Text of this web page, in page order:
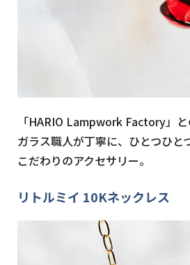
「HARIO Lampwork Factory」と
ガラス職人が丁寧に、ひとつひと
こだわりのアクセサリー。
リトルミイ 10Kネックレス